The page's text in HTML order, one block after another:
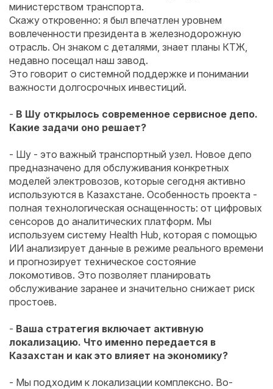
министерством транспорта.
Скажу откровенно: я был впечатлен уровнем
вовлеченности президента в железнодорожную
отрасль. Он знаком с деталями, знает планы КТЖ,
недавно посещал наш завод.
Это говорит о системной поддержке и понимании
важности долгосрочных инвестиций.
- В Шу открылось современное сервисное депо.
Какие задачи оно решает?
- Шу - это важный транспортный узел. Новое депо
предназначено для обслуживания конкретных
моделей электровозов, которые сегодня активно
используются в Казахстане. Особенность проекта -
полная технологическая оснащенность: от цифровых
сенсоров до аналитических платформ. Мы
используем систему Health Hub, которая с помощью
ИИ анализирует данные в режиме реального времени
и прогнозирует техническое состояние
локомотивов. Это позволяет планировать
обслуживание заранее и значительно снижает риск
простоев.
- Ваша стратегия включает активную
локализацию. Что именно передается в
Казахстан и как это влияет на экономику?
- Мы подходим к локализации комплексно. Во-